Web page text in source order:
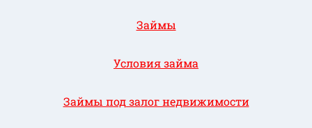
Займы
Условия займа
Займы под залог недвижимости